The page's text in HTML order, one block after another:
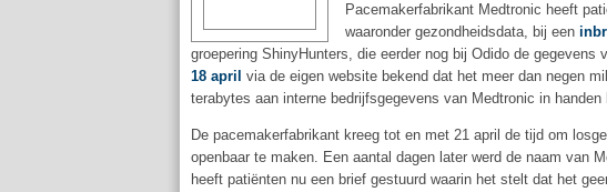
Pacemakerfabrikant Medtronic heeft
waaronder gezondheidsdata, bij een
groepering ShinyHunters, die eerder nog bij Odido de
18 april via de eigen website bekend dat het meer dan negen
terabytes aan interne bedrijfsgegevens van Medtronic in handen
De pacemakerfabrikant kreeg tot en met 21 april de tijd om
openbaar te maken. Een aantal dagen later werd de naam van
heeft patiënten nu een brief gestuurd waarin het stelt dat het